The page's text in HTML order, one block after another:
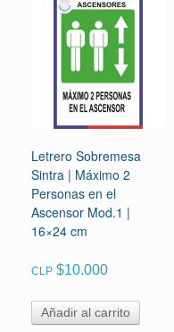
Letrero Sobremesa
Sintra | Máximo 2
Personas en el
Ascensor Mod.1 |
16×24 cm
CLP $10.000
Añadir al carrito